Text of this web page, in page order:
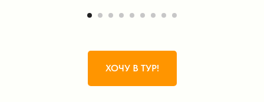
ХОЧУ В ТУР!